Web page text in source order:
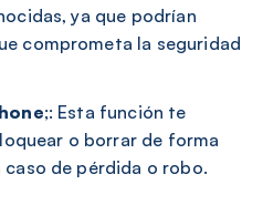
ya que podrían
comprometa la seguridad
;: Esta función te
o borrar de forma
de pérdida o robo.